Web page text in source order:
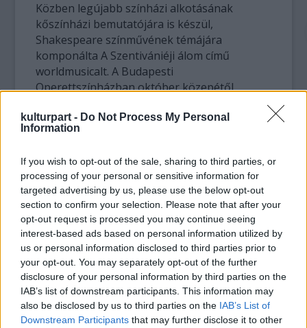
kulturpart - Do Not Process My Personal
Information
If you wish to opt-out of the sale, sharing to third parties, or
processing of your personal or sensitive information for
targeted advertising by us, please use the below opt-out
section to confirm your selection. Please note that after your
opt-out request is processed you may continue seeing
interest-based ads based on personal information utilized by
us or personal information disclosed to third parties prior to
your opt-out. You may separately opt-out of the further
disclosure of your personal information by third parties on the
IAB’s list of downstream participants. This information may
also be disclosed by us to third parties on the IAB’s List of
Downstream Participants that may further disclose it to other
Közben legújabb színházi alkotásának
kőszínházi bemutatójára is készül,
Shakespeare színművének témájára
komponálta A Szentivániéji álom című
worldmusicalt. A Budapesti
Operettszínházban október közepétől
látható a darab, amelyet a Szegedi Szabadtéri
Játékokkal közös produkcióban hoztak létre.
Bartók Béla Konzervatóriumot,
megismerkedett a jazzel, ez az élmény
elterelte további klasszikus zenei
tanulmányaitól.
Zürichtől Varsóig, Nürnbergtől Belgrádig,
Észak-Amerikától Ázsiáig a legrangosabb
fesztiválokon lépett fel. A külföldi
zenészekkel való együttműködéséből az ütős
George Jindával közös lemezek tűnnek ki. A
George Jinda és Chieli Minucci alkotta Special